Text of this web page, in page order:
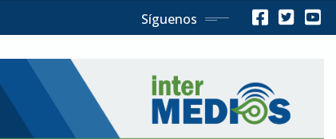
Síguenos